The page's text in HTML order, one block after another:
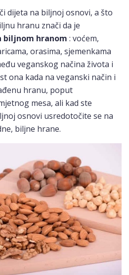
dijeta na biljnoj osnovi, a što
hranu znači da je
biljnom hranom : voćem,
orasima, sjemenkama
veganskog načina života i
ona kada na veganski način i
hranu, poput
mesa, ali kad ste
osnovi usredotočite se na
biljne hrane.